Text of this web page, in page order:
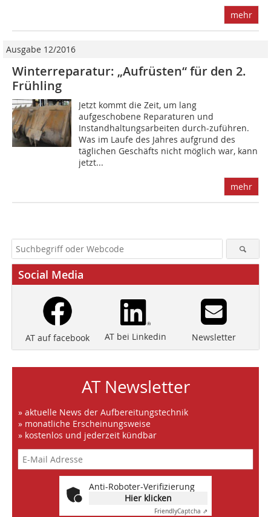
mehr
Ausgabe 12/2016
Winterreparatur: „Aufrüsten“ für den 2.
Frühling
Jetzt kommt die Zeit, um lang
aufgeschobene Reparaturen und
Instandhaltungsarbeiten durch-zuführen.
Was im Laufe des Jahres aufgrund des
täglichen Geschäfts nicht möglich war, kann
jetzt...
mehr
Social Media
AT auf facebook AT bei Linkedin Newsletter
AT Newsletter
» aktuelle News der Aufbereitungstechnik
» monatliche Erscheinungsweise
» kostenlos und jederzeit kündbar
Anti-Roboter-Verifizierung
Hier klicken
FriendlyCaptcha ⇗